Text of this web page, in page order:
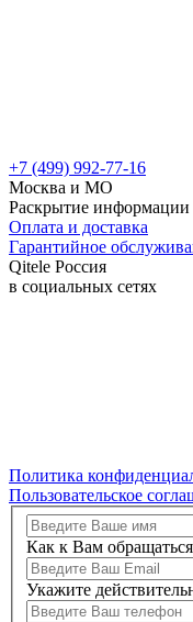
+7 (499) 992-77-16
Москва и МО
Раскрытие информации
Оплата и доставка
Гарантийное
Qitele Россия
в социальных сетях
Политика
Пользовательское
Как к Вам
Укажите